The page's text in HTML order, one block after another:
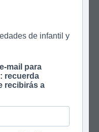
de infantil y
mail para
recuerda
recibirás a